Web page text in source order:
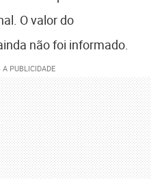
O valor do
não foi informado.